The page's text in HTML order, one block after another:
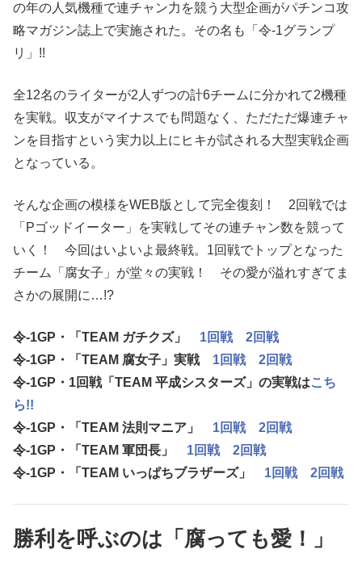
の年の人気機種で連チャン力を競う大型企画がパチンコ攻
略マガジン誌上で実施された。その名も「令-1グランプ
リ」!!
全12名のライターが2人ずつの計6チームに分かれて2機種
を実戦。収支がマイナスでも問題なく、ただただ爆連チャ
ンを目指すという実力以上にヒキが試される大型実戦企画
となっている。
そんな企画の模様をWEB版として完全復刻！ 2回戦では
「Pゴッドイーター」を実戦してその連チャン数を競って
いく！ 今回はいよいよ最終戦。1回戦でトップとなった
チーム「腐女子」が堂々の実戦！ その愛が溢れすぎてま
さかの展開に…!?
令-1GP・「TEAM ガチクズ」 1回戦 2回戦
令-1GP・「TEAM 腐女子」実戦 1回戦 2回戦
令-1GP・1回戦「TEAM 平成シスターズ」の実戦はこち
ら!!
令-1GP・「TEAM 法則マニア」 1回戦 2回戦
令-1GP・「TEAM 軍団長」 1回戦 2回戦
令-1GP・「TEAM いっぱちブラザーズ」 1回戦 2回戦
勝利を呼ぶのは「腐っても愛！」